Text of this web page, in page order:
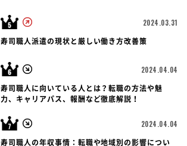
2024.03.31
寿司職人派遣の現状と厳しい働き方改善策
2024.04.04
寿司職人に向いている人とは？転職の方法や魅
力、キャリアパス、報酬など徹底解説！
2024.04.04
寿司職人の年収事情：転職や地域別の影響につい